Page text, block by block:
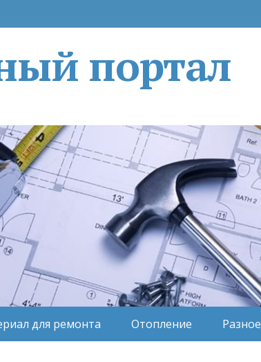
портал
для ремонта Отопление Разное